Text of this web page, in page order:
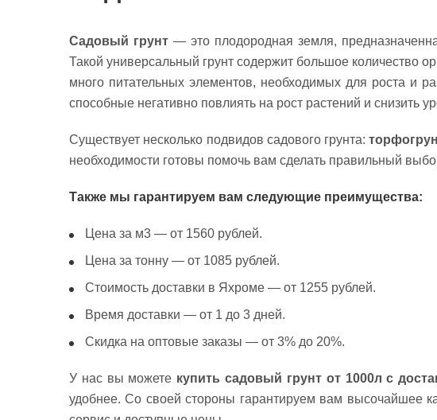
Садовый грунт — это плодородная земля,
Такой универсальный грунт содержит большое количество
много питательных элементов, необходимых для роста и
способные негативно повлиять на рост растений и снизить
Существует несколько подвидов садового грунта:
необходимости готовы помочь вам сделать правильный
Также мы гарантируем вам следующие преимущества:
Цена за м3 — от 1560 рублей.
Цена за тонну — от 1085 рублей.
Стоимость доставки в Яхроме — от 1255 рублей.
Время доставки — от 1 до 3 дней.
Скидка на оптовые заказы — от 3% до 20%.
У нас вы можете купить садовый грунт от 1000л с
удобнее. Со своей стороны гарантируем вам высочайшее